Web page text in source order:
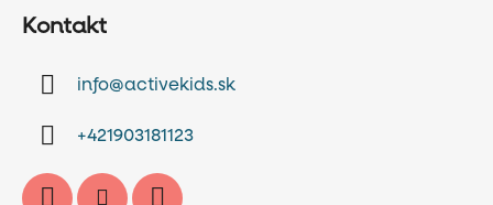
Kontakt
info@activekids.sk
+421903181123